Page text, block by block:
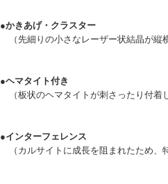
●かきあげ・クラスター
（先細りの小さなレーザー状結晶が縦
●ヘマタイト付き
（板状のヘマタイトが刺さったり付着
●インターフェレンス
（カルサイトに成長を阻まれたため、